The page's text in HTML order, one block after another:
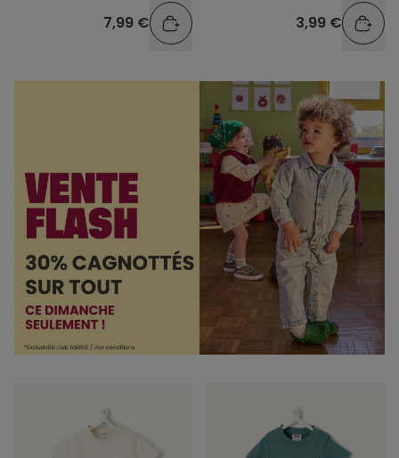
7,99 € 3,99 €